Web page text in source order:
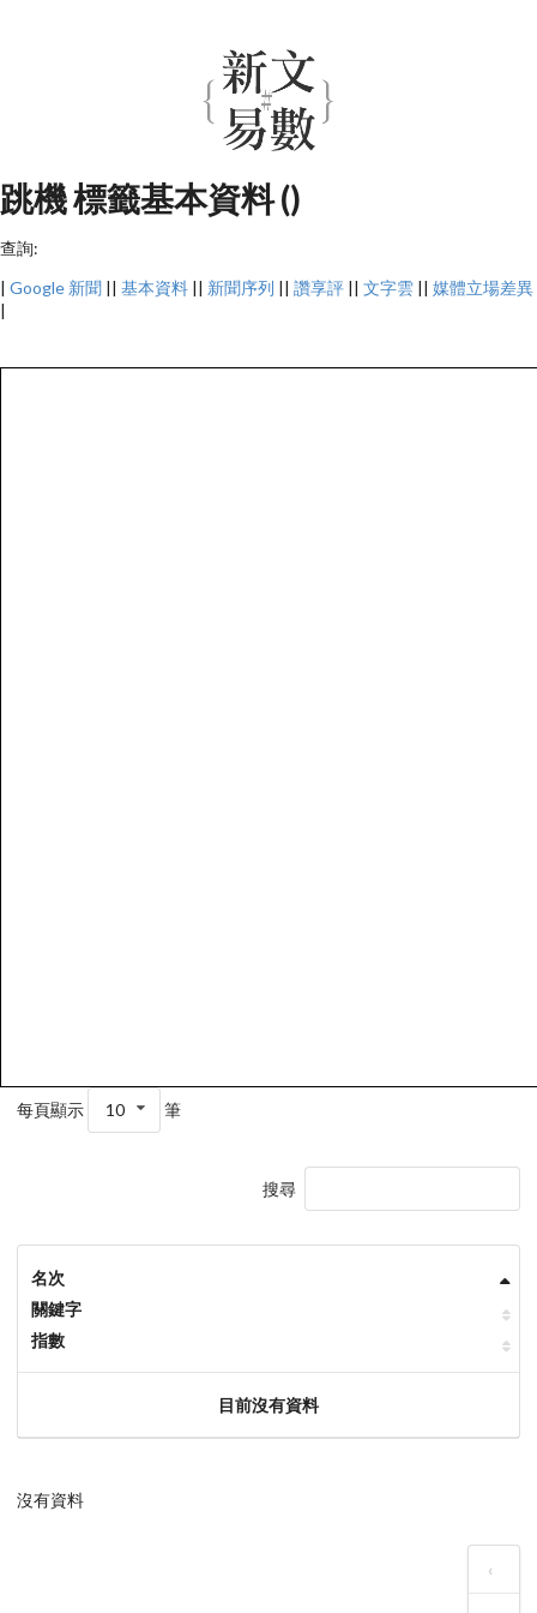
跳機 標籤基本資料 ()
查詢:
| Google 新聞 || 基本資料 || 新聞序列 || 讚享評 || 文字雲 || 媒體立場差異
|
每頁顯示 10 筆
搜尋
名次
關鍵字
指數
目前沒有資料
沒有資料
‹